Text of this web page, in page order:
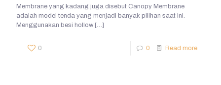
Membrane yang kadang juga disebut Canopy Membrane
adalah model tenda yang menjadi banyak pilihan saat ini.
Menggunakan besi hollow […]
0 0 Read more